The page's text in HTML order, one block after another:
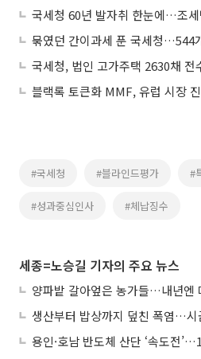
국세청 60년 발자취 한눈에…조세
블랙록 토큰화 MMF, 유럽 시장 진
#국세청 #블라인드평가 #
#성과중심인사 #체납징수
세종=노승길 기자의 주요 뉴스
양파밭 갈아엎은 농가들…내년엔